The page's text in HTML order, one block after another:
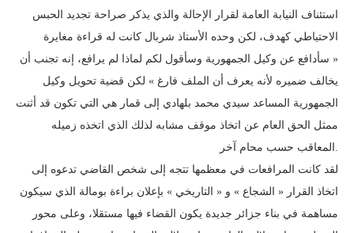
استئناف النيابة العامة لقرار الإحالة والذي يذكر صراحة تجديد الحبس
الاحتياطي كهدف، لكن وحده الأستاذ شربال كانت له قراءة مغايرة
« سأدافع عن وكيل الجمهورية وسأقول لكم لماذا لم يرافع، إنه تجنب أن
يخالف ضميره لأنه يعرف أن الملف فارغ » لكن قضية تحويل وكيل
الجمهورية المساعد سيدي محمد بلهادي إلى قمار هي التي تكون قد أثنت
ممثل الحق العام عن اتخاذ موقف مشابه لذلك الذي اتخذه زميله
المعاقب حسب محام آخر.
لقد كانت المرافعات في معظمها تتجه إلى شخص القاضي تدعوه إلى
اتخاذ القرار « الشجاع » و « التاريخي » بإعلان براءة بومالة الذي سيكون
مساهمة في بناء جزائر جديدة يكون القضاء فيها مستقلا، وعلى محور